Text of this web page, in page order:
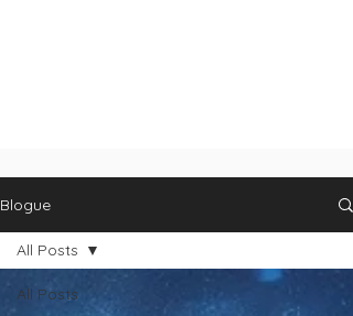
Blogue
All Posts
All Posts